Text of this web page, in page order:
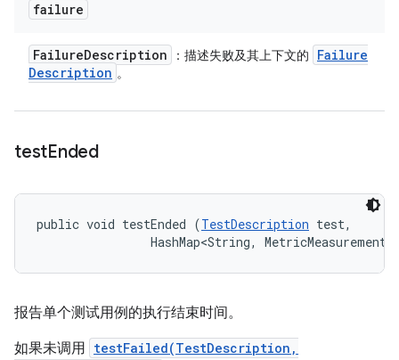
failure
FailureDescription ：描述失败及其上下文的
Failure
Description 。
testEnded
public void testEnded (TestDescription test,
HashMap<String,
报告单个测试用例的执行结束时间。
如果未调用 testFailed(TestDescription,